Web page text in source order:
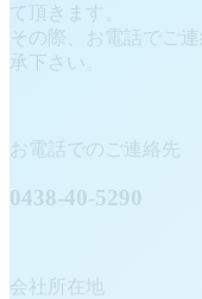
て頂きます。
その際、お電話でご
承下さい。
お電話でのご連絡先
0438-40-5290
会社所在地